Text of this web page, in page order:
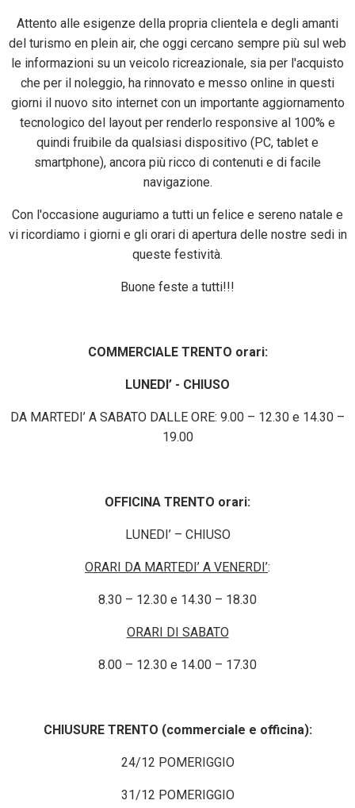
Attento alle esigenze della propria clientela e degli amanti
del turismo en plein air, che oggi cercano sempre più sul web
le informazioni su un veicolo ricreazionale, sia per l'acquisto
che per il noleggio, ha rinnovato e messo online in questi
giorni il nuovo sito internet con un importante aggiornamento
tecnologico del layout per renderlo responsive al 100% e
quindi fruibile da qualsiasi dispositivo (PC, tablet e
smartphone), ancora più ricco di contenuti e di facile
navigazione.
Con l'occasione auguriamo a tutti un felice e sereno natale e
vi ricordiamo i giorni e gli orari di apertura delle nostre sedi in
queste festività.
Buone feste a tutti!!!
COMMERCIALE TRENTO orari:
LUNEDI’ - CHIUSO
DA MARTEDI’ A SABATO DALLE ORE: 9.00 – 12.30 e 14.30 –
19.00
OFFICINA TRENTO orari:
LUNEDI’ – CHIUSO
ORARI DA MARTEDI’ A VENERDI’:
8.30 – 12.30 e 14.30 – 18.30
ORARI DI SABATO
8.00 – 12.30 e 14.00 – 17.30
CHIUSURE TRENTO (commerciale e officina):
24/12 POMERIGGIO
31/12 POMERIGGIO